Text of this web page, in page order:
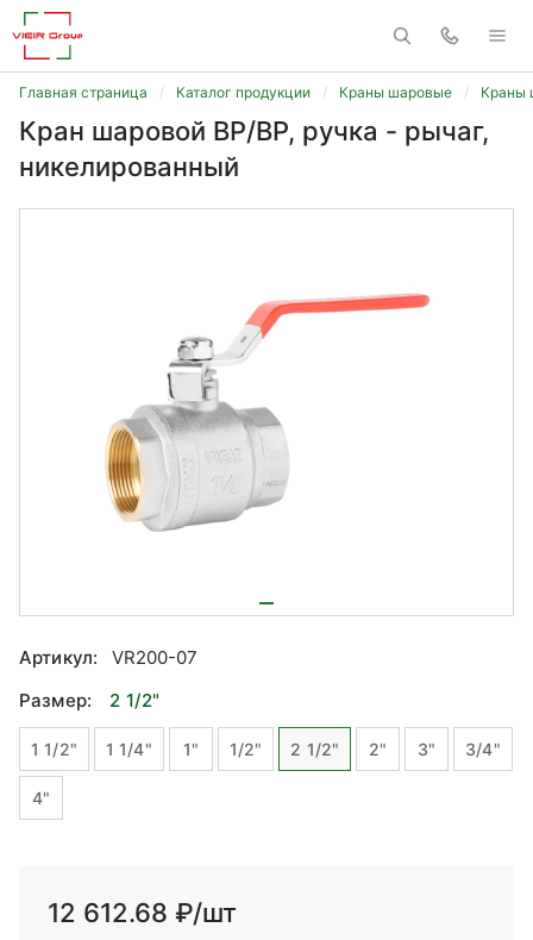
Главная страница Каталог продукции Краны шаровые Краны
Кран шаровой ВP/ВР, ручка - рычаг,
никелированный
Артикул:
VR200-07
Размер:
2 1/2"
1 1/2" 1 1/4" 1" 1/2" 2 1/2" 2" 3" 3/4"
4"
12 612.68 ₽/шт